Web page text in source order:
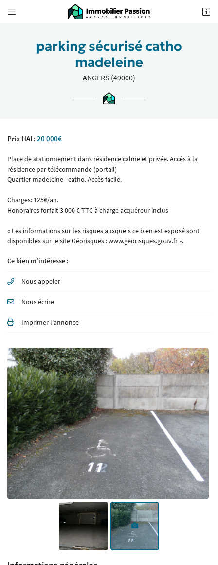
 
62 Boulevard Foch
02 41 18 18 70
 Recopier le code ci-contre
Rafraîchir le captcha
En cochant cette case, vous consentez à recevoir nos propositions commerciales à l'adresse
parking sécurisé catho
madeleine
ANGERS (49000)
Prix HAI : 20 000€
Place de stationnement dans résidence calme et privée. Accès à la
résidence par télécommande (portail)
Quartier madeleine - catho. Accès facile.
Charges: 125€/an.
Honoraires forfait 3 000 € TTC à charge acquéreur inclus
« Les informations sur les risques auxquels ce bien est exposé sont
disponibles sur le site Géorisques : www.georisques.gouv.fr ».
Ce bien m'intéresse :
Nous appeler
Nous écrire
Imprimer l'annonce